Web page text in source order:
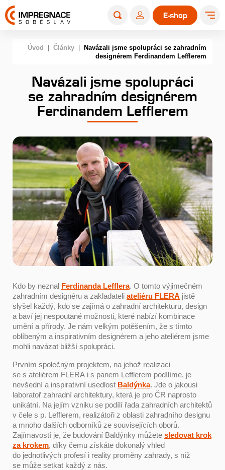
E-shop
Úvod Články
Navázali jsme spolupráci se zahradním
designérem Ferdinandem Lefflerem
Navázali jsme spolupráci
se zahradním designérem
Ferdinandem Lefflerem
Kdo by neznal Ferdinanda Lefflera. O tomto výjimečném
zahradním designéru a zakladateli ateliéru FLERA jistě
slyšel každý, kdo se zajímá o zahradní architekturu, design
a baví jej nespoutané možnosti, které nabízí kombinace
umění a přírody. Je nám velkým potěšením, že s tímto
oblíbeným a inspirativním designérem a jeho ateliérem jsme
mohli navázat bližší spolupráci.
Prvním společným projektem, na jehož realizaci
se s ateliérem FLERA i s panem Lefflerem podílíme, je
nevšední a inspirativní usedlost Baldýnka. Jde o jakousi
laboratoř zahradní architektury, která je pro ČR naprosto
unikátní. Na jejím vzniku se podílí řada zahradních architektů
v čele s p. Lefflerem, realizátoři z oblasti zahradního designu
a mnoho dalších odborníků ze souvisejících oborů.
Zajímavostí je, že budování Baldýnky můžete sledovat krok
za krokem, díky čemu získáte dokonalý vhled
do jednotlivých profesí i reality proměny zahrady, s níž
se může setkat každý z nás.